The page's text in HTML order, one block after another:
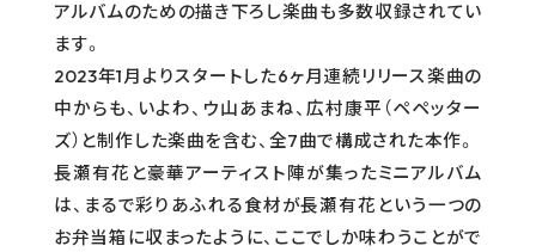
アルバムのための描き下ろし楽曲も多数収録されてい
ます。
2023年1月よりスタートした6ヶ月連続リリース楽曲の
中からも、いよわ、ウ山あまね、広村康平（ペペッター
ズ）と制作した楽曲を含む、全7曲で構成された本作。
長瀬有花と豪華アーティスト陣が集ったミニアルバム
は、まるで彩りあふれる食材が長瀬有花という一つの
お弁当箱に収まったように、ここでしか味わうことがで